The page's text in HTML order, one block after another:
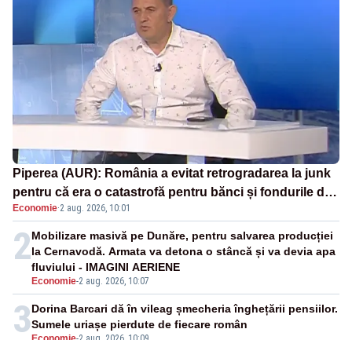
Piperea (AUR): România a evitat retrogradarea la junk
pentru că era o catastrofă pentru bănci și fondurile de
pensii
Economie·2 aug. 2026, 10:01
2
Economie-2 aug. 2026, 10:07
Mobilizare masivă pe Dunăre, pentru salvarea producției
la Cernavodă. Armata va detona o stâncă și va devia apa
fluviului - IMAGINI AERIENE
3Dorina Barcari dă în vileag șmecheria înghețării pensiilor.
Sumele uriașe pierdute de fiecare român